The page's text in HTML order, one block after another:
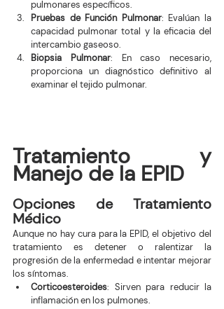
pulmonares específicos.
Pruebas de Función Pulmonar: Evalúan la
capacidad pulmonar total y la eficacia del
intercambio gaseoso.
Biopsia Pulmonar: En caso necesario,
proporciona un diagnóstico definitivo al
examinar el tejido pulmonar.
Tratamiento y
Manejo de la EPID
Opciones de Tratamiento
Médico
Aunque no hay cura para la EPID, el objetivo del
tratamiento es detener o ralentizar la
progresión de la enfermedad e intentar mejorar
los síntomas.
Corticoesteroides: Sirven para reducir la
inflamación en los pulmones.